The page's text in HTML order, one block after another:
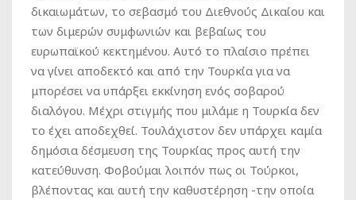
δικαιωμάτων, το σεβασμό του Διεθνούς Δικαίου και
των διμερών συμφωνιών και βεβαίως του
ευρωπαϊκού κεκτημένου. Αυτό το πλαίσιο πρέπει
να γίνει αποδεκτό και από την Τουρκία για να
μπορέσει να υπάρξει εκκίνηση ενός σοβαρού
διαλόγου. Μέχρι στιγμής που μιλάμε η Τουρκία δεν
το έχει αποδεχθεί. Τουλάχιστον δεν υπάρχει καμία
δημόσια δέσμευση της Τουρκίας προς αυτή την
κατεύθυνση. Φοβούμαι λοιπόν πως οι Τούρκοι,
βλέποντας και αυτή την καθυστέρηση -την οποία